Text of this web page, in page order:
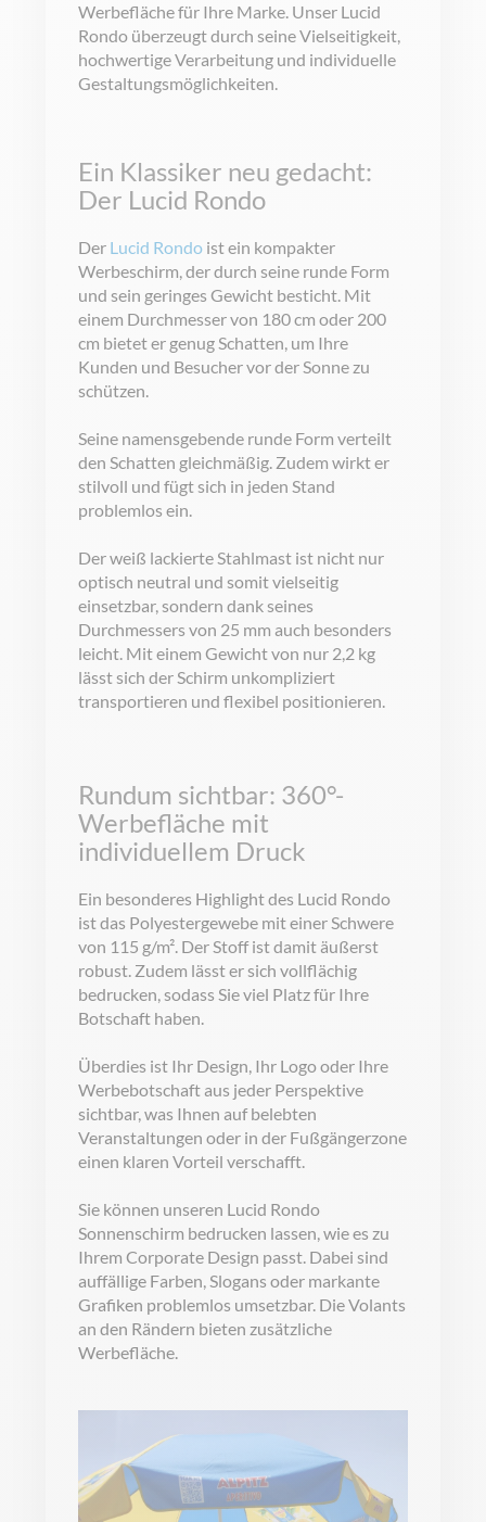
Werbefläche für Ihre Marke. Unser Lucid
Rondo überzeugt durch seine Vielseitigkeit,
hochwertige Verarbeitung und individuelle
Gestaltungsmöglichkeiten.
Ein Klassiker neu gedacht:
Der Lucid Rondo
Der Lucid Rondo ist ein kompakter
Werbeschirm, der durch seine runde Form
und sein geringes Gewicht besticht. Mit
einem Durchmesser von 180 cm oder 200
cm bietet er genug Schatten, um Ihre
Kunden und Besucher vor der Sonne zu
schützen.
Seine namensgebende runde Form verteilt
den Schatten gleichmäßig. Zudem wirkt er
stilvoll und fügt sich in jeden Stand
problemlos ein.
Der weiß lackierte Stahlmast ist nicht nur
optisch neutral und somit vielseitig
einsetzbar, sondern dank seines
Durchmessers von 25 mm auch besonders
leicht. Mit einem Gewicht von nur 2,2 kg
lässt sich der Schirm unkompliziert
transportieren und flexibel positionieren.
Rundum sichtbar: 360°-
Werbefläche mit
individuellem Druck
Ein besonderes Highlight des Lucid Rondo
ist das Polyestergewebe mit einer Schwere
von 115 g/m². Der Stoff ist damit äußerst
robust. Zudem lässt er sich vollflächig
bedrucken, sodass Sie viel Platz für Ihre
Botschaft haben.
Überdies ist Ihr Design, Ihr Logo oder Ihre
Werbebotschaft aus jeder Perspektive
sichtbar, was Ihnen auf belebten
Veranstaltungen oder in der Fußgängerzone
einen klaren Vorteil verschafft.
Sie können unseren Lucid Rondo
Sonnenschirm bedrucken lassen, wie es zu
Ihrem Corporate Design passt. Dabei sind
auffällige Farben, Slogans oder markante
Grafiken problemlos umsetzbar. Die Volants
an den Rändern bieten zusätzliche
Werbefläche.